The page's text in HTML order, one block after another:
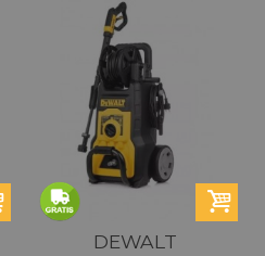
DEWALT